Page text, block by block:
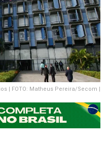
| FOTO: Matheus Pereira/Secom |